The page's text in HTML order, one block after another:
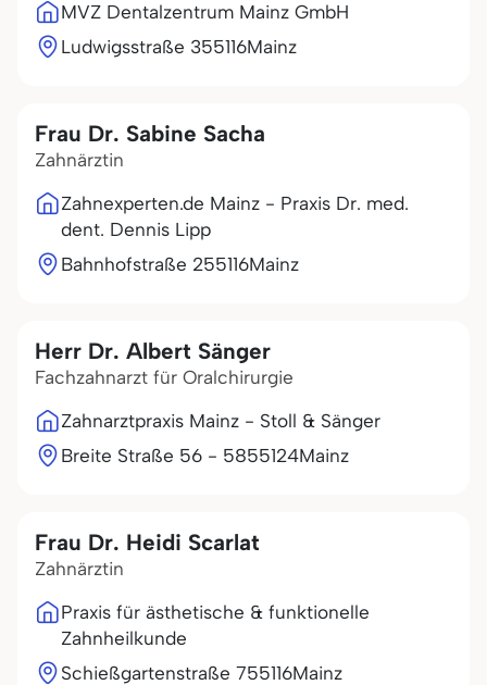
MVZ Dentalzentrum Mainz GmbH
Ludwigsstraße 355116Mainz
Frau Dr. Sabine Sacha
Zahnärztin
Zahnexperten.de Mainz - Praxis Dr. med.
dent. Dennis Lipp
Bahnhofstraße 255116Mainz
Herr Dr. Albert Sänger
Fachzahnarzt für Oralchirurgie
Zahnarztpraxis Mainz - Stoll & Sänger
Breite Straße 56 - 5855124Mainz
Frau Dr. Heidi Scarlat
Zahnärztin
Praxis für ästhetische & funktionelle
Zahnheilkunde
Schießgartenstraße 755116Mainz